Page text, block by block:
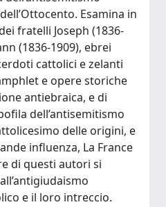
Esamina in
fratelli Joseph (1836-
(1836-1909), ebrei
cattolici e zelanti
e opere storiche
antiebraica, e di
dell’antisemitismo
delle origini, e
influenza, La France
di questi autori si
e il loro intreccio.